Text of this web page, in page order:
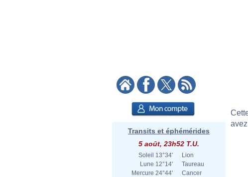
Transits et éphémérides
5 août, 23h52 T.U.
Soleil 13°34'
Lion
Lune 12°14'
Taureau
Mercure 24°44'
Cancer